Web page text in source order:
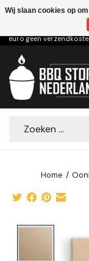
Voor 15.00u besteld
euro geen
Zoeken
Home /
Wij slaan cookies op